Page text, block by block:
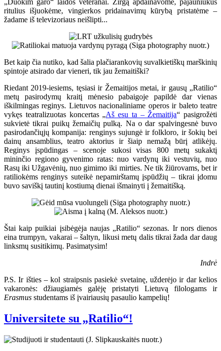
„Duokim garo“ laidos veteranai. Žirgą apdainavome, pajauniukus
ritulius išjuokėme, vingierkos pridainavimų kūrybą pristatėme –
žadame iš televizoriaus neišlipti...
Bet kaip čia nutiko, kad šalia plačiarankovių suvalkietiškų marškinių
spintoje atsirado dar vieneri, tik jau žemaitiški?
Riedant 2019-iesiems, tęsiasi ir Žemaitijos metai, ir gausų „Ratilio“
metų pasirodymų kraitį mėnesio pabaigoje papildė dar vienas
iškilmingas reginys. Lietuvos nacionaliniame operos ir baleto teatre
vykęs teatralizuotas koncertas „Aš esu ta – Žemaitija“ pasigrožėti
sukvietė tikrai puikų žemaičių pulką. Na o dar spalvingesnė buvo
pasirodančiųjų kompanija: renginys sujungė ir folkloro, ir šokių bei
dainų ansamblius, teatro aktorius ir šiaip nemažą būrį atlikėjų.
Reginys įspūdingas – scenoje sukosi visas 800 metų sukaktį
mininčio regiono gyvenimo ratas: nuo vardynų iki vestuvių, nuo
Rasų iki Užgavėnių, nuo gimimo iki mirties. Ne tik žiūrovams, bet ir
ratiliokėms renginys suteikė nepamirštamų įspūdžių – tikrai įdomu
buvo saviškį tautinį kostiumą dienai išmainyti į žemaitišką.
Štai kaip puikiai įsibėgėja naujas „Ratilio“ sezonas. Ir nors dienos
eina trumpyn, vakarai – šaltyn, likusi metų dalis tikrai žada dar daug
linksmų susitikimų. Pasimatysim!
Indrė
P.S. Ir išties – kol straipsnis pasiekė svetainę, užderėjo ir dar kelios
vakaronės: džiaugiamės galėję pristatyti Lietuvą filologams ir
Erasmus studentams iš įvairiausių pasaulio kampelių!
Universitete su „Ratilio“!